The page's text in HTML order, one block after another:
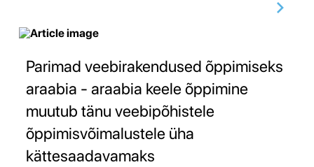
Parimad veebirakendused õppimiseks
araabia - araabia keele õppimine
muutub tänu veebipõhistele
õppimisvõimalustele üha
kättesaadavamaks